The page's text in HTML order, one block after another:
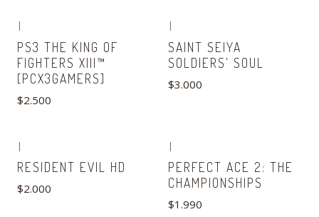
|
PS3 THE KING OF
FIGHTERS XIII™
[PCX3GAMERS]
$2.500
|
SAINT SEIYA
SOLDIERS' SOUL
$3.000
|
RESIDENT EVIL HD
$2.000
|
PERFECT ACE 2: THE
CHAMPIONSHIPS
$1.990